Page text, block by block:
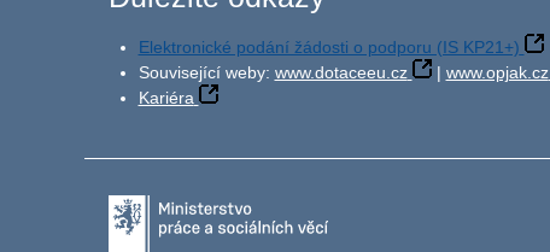
Elektronické podání žádosti o podporu (IS KP21+)
Související weby: www.dotaceeu.cz | www.opjak.cz
Kariéra